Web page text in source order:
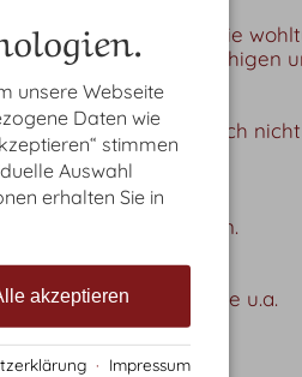
und wir können die
um den Geist zu beruhigen
des Lichtes noch
noch nicht aktiv werden.
Tanne, Fichte u.a.
unsere Webseite
Daten wie
stimmen
Auswahl
erhalten Sie in
akzeptieren
· Impressum